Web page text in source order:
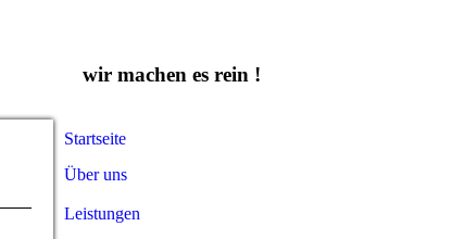
wir machen es rein !
Startseite
Über uns
Leistungen